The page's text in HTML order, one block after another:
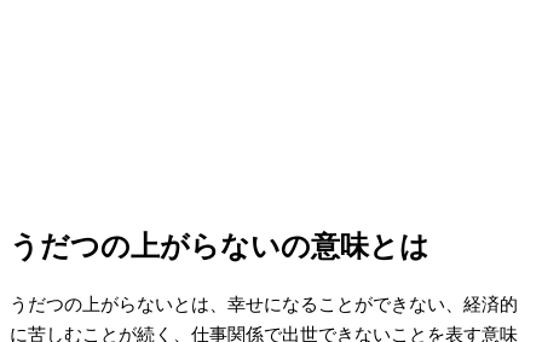
うだつの上がらないの意味とは
うだつの上がらないとは、幸せになることができない、経済的
に苦しむことが続く、仕事関係で出世できないことを表す意味